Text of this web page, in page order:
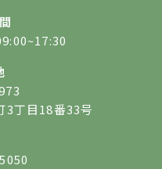
3丁目18番33号